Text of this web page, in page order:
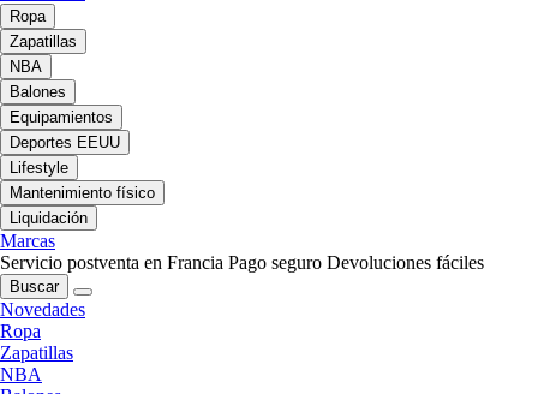
Ropa
Zapatillas
NBA
Balones
Equipamientos
Deportes EEUU
Lifestyle
Mantenimiento físico
Liquidación
Marcas
Servicio postventa en Francia Pago seguro Devoluciones fáciles
Buscar
Novedades
Ropa
Zapatillas
NBA